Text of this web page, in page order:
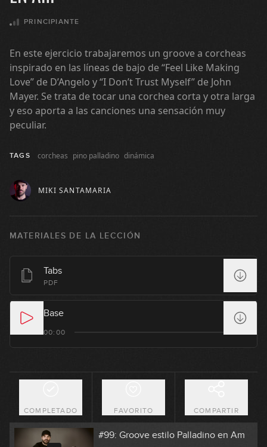
PRINCIPIANTE
En este ejercicio trabajaremos un groove a corcheas
inspirado en las líneas de bajo de “Feel Like Making
Love” de D’Angelo y “I Don’t Trust Myself” de John
Mayer. Se trata de tocar una corchea corta y otra larga
y eso aporta a las canciones una sensación muy
peculiar.
TAGS corcheas pino palladino dinámica
MIKI SANTAMARIA
MATERIALES DE LA LECCIÓN
Tabs
PDF
Base
00:00
COMPLETADO FAVORITO COMPARTIR
07:37
#92: Grupos de corcheas en Am
#93: Groove con notas semimudas
07:54
#95: Marcas rítmicas en Am
11:29
08:08
#98: Fingerstyle Groove en Am
#99: Groove estilo Palladino en Am